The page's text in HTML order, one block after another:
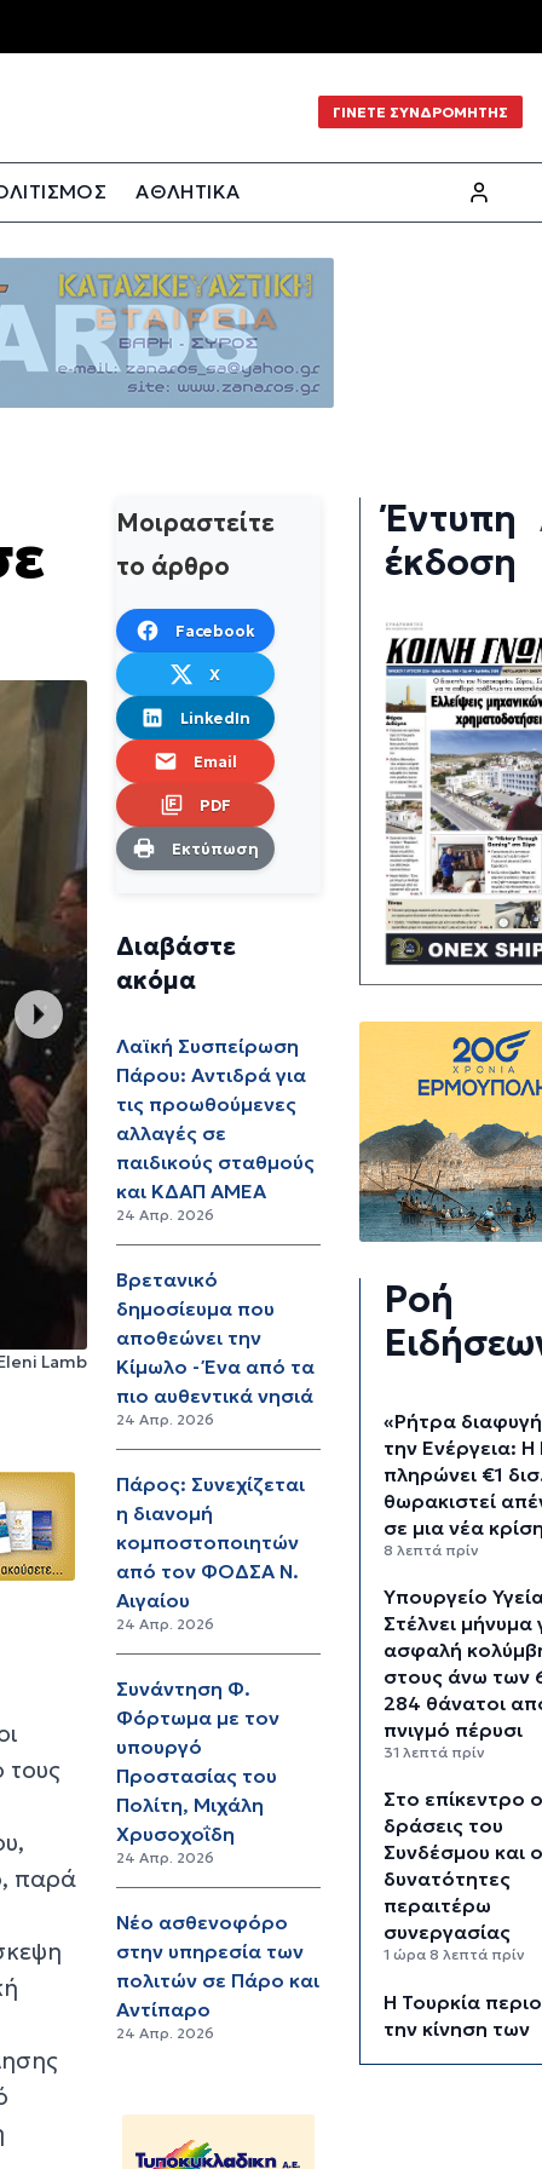
ΓΙΝΕΤΕ ΣΥΝΔΡΟΜΗΤΗΣ
ΑΘΛΗΤΙΚΑ
Lamb
τους
παρά
Μοιραστείτε
το άρθρο
Facebook
X
LinkedIn
Email
PDF
Εκτύπωση
Διαβάστε
ακόμα
Λαϊκή Συσπείρωση
Πάρου: Αντιδρά για
τις προωθούμενες
αλλαγές σε
παιδικούς σταθμούς
και ΚΔΑΠ ΑΜΕΑ
24 Απρ. 2026
Βρετανικό
δημοσίευμα που
αποθεώνει την
Κίμωλο - Ένα από τα
πιο αυθεντικά νησιά
24 Απρ. 2026
Πάρος: Συνεχίζεται
η διανομή
κομποστοποιητών
από τον ΦΟΔΣΑ Ν.
Αιγαίου
24 Απρ. 2026
Συνάντηση Φ.
Φόρτωμα με τον
υπουργό
Προστασίας του
Πολίτη, Μιχάλη
Χρυσοχοΐδη
24 Απρ. 2026
Νέο ασθενοφόρο
στην υπηρεσία των
πολιτών σε Πάρο και
Αντίπαρο
24 Απρ. 2026
Έντυπη
έκδοση
Ροή
«Ρήτρα
την Ενέργεια:
πληρώνει €1
θωρακιστεί
σε μια νέα
8 λεπτά πρίν
Υπουργείο
Στέλνει μήνυμα
ασφαλή
στους άνω των
284 θάνατοι
πνιγμό πέρυσι
31 λεπτά πρίν
Στο επίκεντρο
δράσεις του
Συνδέσμου και
δυνατότητες
περαιτέρω
συνεργασίας
1 ώρα 8 λεπτά πρίν
Η Τουρκία
την κίνηση των